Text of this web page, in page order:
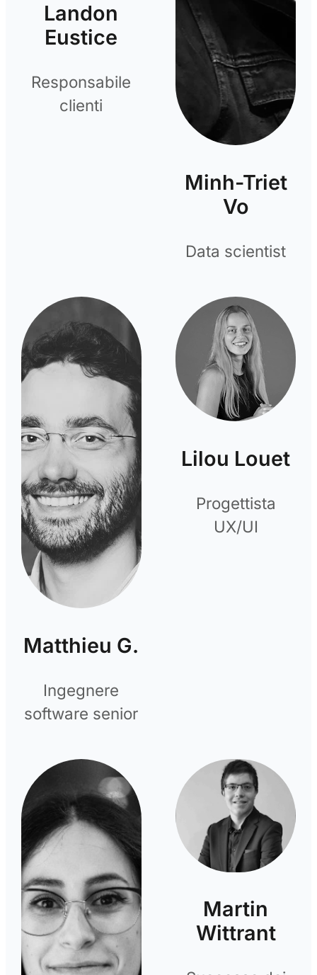
Landon
Eustice
Responsabile
clienti
Minh-Triet
Vo
Data scientist
Matthieu G.
Ingegnere
software senior
Lilou Louet
Progettista
UX/UI
Martin
Wittrant